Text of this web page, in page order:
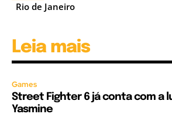
Rio de Janeiro
Leia mais
Games
Street Fighter 6 já conta com a
Yasmine